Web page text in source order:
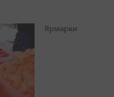
Ярмарки